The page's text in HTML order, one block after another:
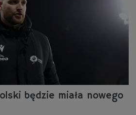
będzie miała nowego